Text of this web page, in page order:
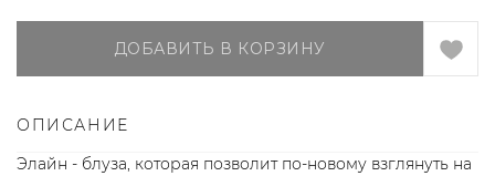
ДОБАВИТЬ В КОРЗИНУ
ОПИСАНИЕ
Элайн - блуза, которая позволит по-новому взглянуть на